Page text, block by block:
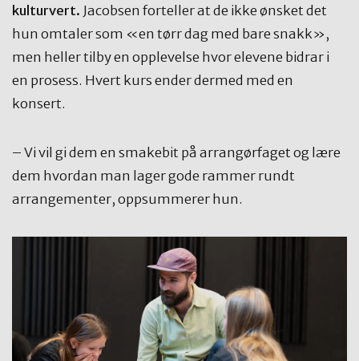
kulturvert. Jacobsen forteller at de ikke ønsket det
hun omtaler som «en tørr dag med bare snakk»,
men heller tilby en opplevelse hvor elevene bidrar i
en prosess. Hvert kurs ender dermed med en
konsert.
– Vi vil gi dem en smakebit på arrangørfaget og lære
dem hvordan man lager gode rammer rundt
arrangementer, oppsummerer hun.